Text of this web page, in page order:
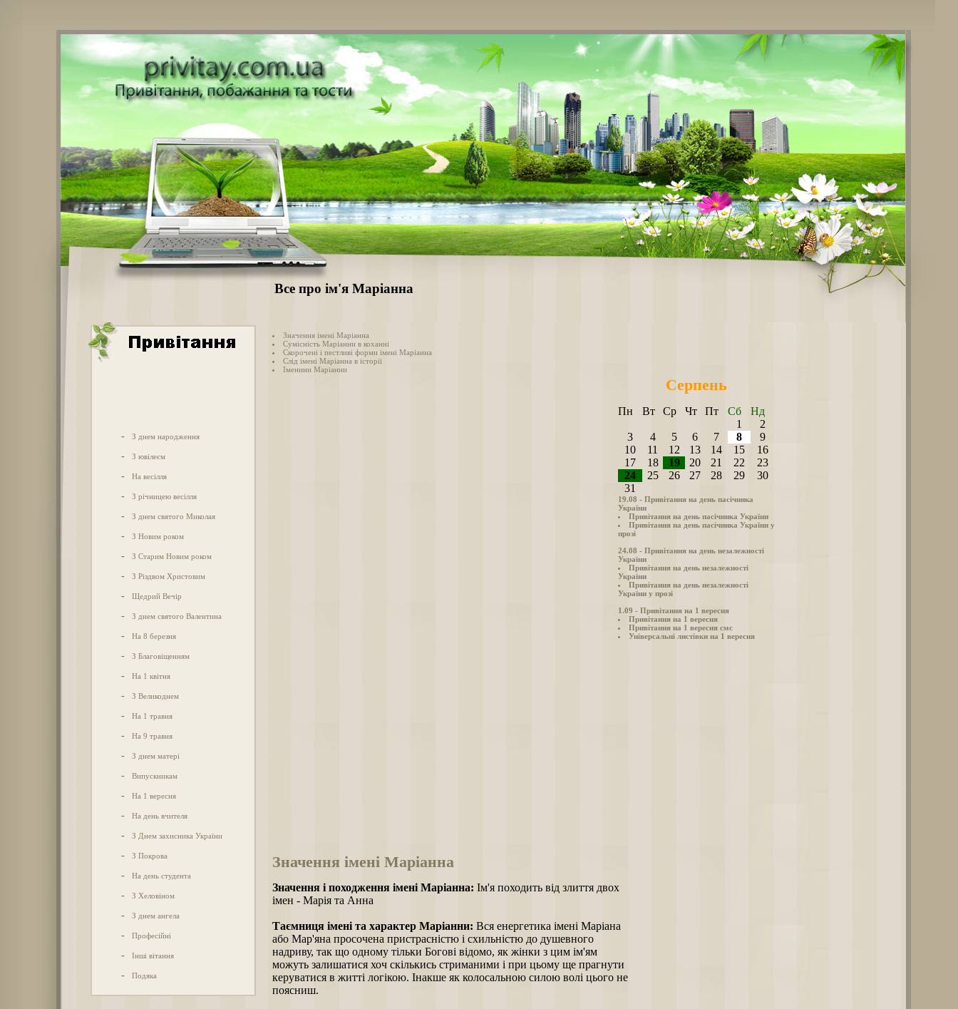
Все про ім'я Маріанна
- З днем народження
- З ювілеєм
- На весілля
- З річницею весілля
- З днем святого Миколая
- З Новим роком
- З Старим Новим роком
- З Різдвом Христовим
- Щедрий Вечір
- З днем святого Валентина
- На 8 березня
- З Благовіщенням
- На 1 квітня
- З Великоднем
- На 1 травня
- На 9 травня
- З днем матері
- Випускникам
- На 1 вересня
- На день вчителя
- З Днем захисника України
- З Покрова
- На день студента
- З Хеловіном
- З днем ангела
- Професійні
- Інші вітання
- Подяка
Значення імені Маріанна
Сумісність Маріанни в коханні
Скорочені і пестливі форми імені Маріанна
Слід імені Маріанна в історії
Іменини Маріанни
Серпень
Пн Вт Ср Чт Пт Сб
Нд
1
2
3
4 5 6 7 8
9
10
11 12 13 14 15
16
17
18 19 20 21 22
23
24
25 26 27 28 29
30
31
19.08 - Привітання на день пасічника
України
Привітання на день пасічника України
Привітання на день пасічника України у
прозі
24.08 - Привітання на день незалежності
України
Привітання на день незалежності
України
Привітання на день незалежності
України у прозі
1.09 - Привітання на 1 вересня
Привітання на 1 вересня
Привітання на 1 вересня смс
Універсальні листівки на 1 вересня
Значення імені Маріанна
Значення і походження імені Маріанна: Ім'я походить від злиття двох
імен - Марія та Анна
Таємниця імені та характер Маріанни: Вся енергетика імені Маріана
або Мар'яна просочена пристрасністю і схильністю до душевного
надриву, так що одному тільки Богові відомо, як жінки з цим ім'ям
можуть залишатися хоч скількись стриманими і при цьому ще прагнути
керуватися в житті логікою. Інакше як колосальною силою волі цього не
поясниш.